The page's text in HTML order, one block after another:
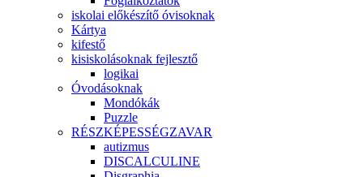
iskolai előkészítő óvisoknak
Kártya
kifestő
kisiskolásoknak fejlesztő
logikai
Óvodásoknak
Mondókák
Puzzle
RÉSZKÉPESSÉGZAVAR
autizmus
DISCALCULINE